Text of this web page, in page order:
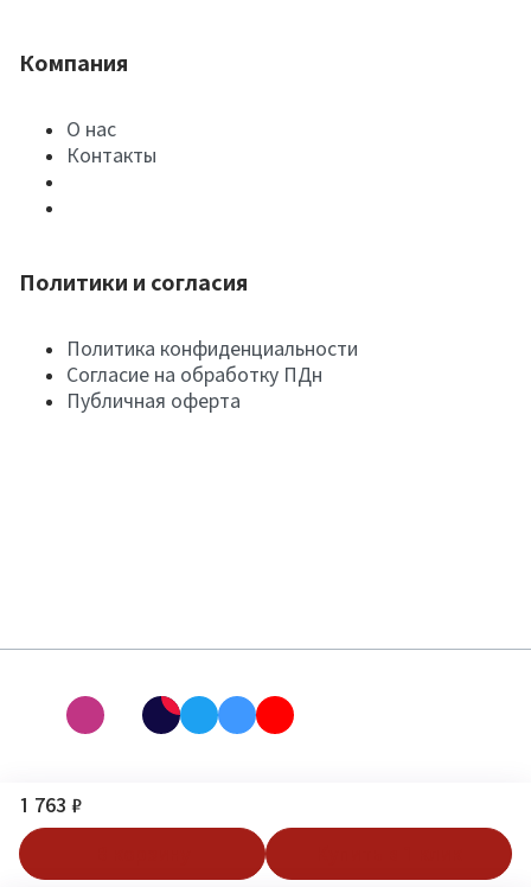
1 763 ₽
Компания
О нас
Контакты
Политики и согласия
Политика конфиденциальности
Согласие на обработку ПДн
Публичная оферта